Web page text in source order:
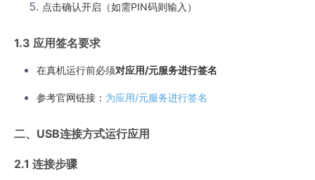
点击确认开启（如需PIN码则输入）
1.3 应用签名要求
在真机运行前必须对应用/元服务进行签名
参考官网链接： 为应用/元服务进行签名
二、USB连接方式运行应用
2.1 连接步骤